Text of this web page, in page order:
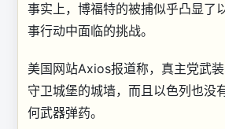
事实上，博福特的被捕似乎凸显了
事行动中面临的挑战。
美国网站Axios报道称，真主党武
守卫城堡的城墙，而且以色列也没
何武器弹药。